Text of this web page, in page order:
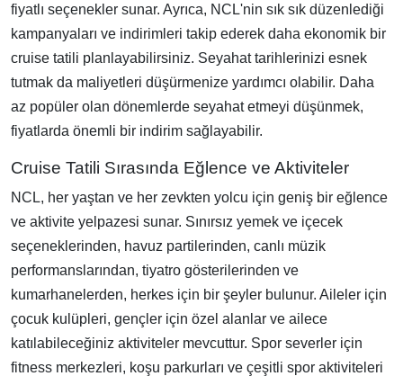
fiyatlı seçenekler sunar. Ayrıca, NCL'nin sık sık düzenlediği
kampanyaları ve indirimleri takip ederek daha ekonomik bir
cruise tatili planlayabilirsiniz. Seyahat tarihlerinizi esnek
tutmak da maliyetleri düşürmenize yardımcı olabilir. Daha
az popüler olan dönemlerde seyahat etmeyi düşünmek,
fiyatlarda önemli bir indirim sağlayabilir.
Cruise Tatili Sırasında Eğlence ve Aktiviteler
NCL, her yaştan ve her zevkten yolcu için geniş bir eğlence
ve aktivite yelpazesi sunar. Sınırsız yemek ve içecek
seçeneklerinden, havuz partilerinden, canlı müzik
performanslarından, tiyatro gösterilerinden ve
kumarhanelerden, herkes için bir şeyler bulunur. Aileler için
çocuk kulüpleri, gençler için özel alanlar ve ailece
katılabileceğiniz aktiviteler mevcuttur. Spor severler için
fitness merkezleri, koşu parkurları ve çeşitli spor aktiviteleri